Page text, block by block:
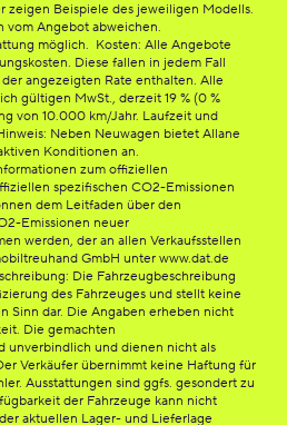
zeigen Beispiele des jeweiligen Modells.
vom Angebot abweichen.
möglich. Kosten: Alle Angebote
Diese fallen in jedem Fall
angezeigten Rate enthalten. Alle
gültigen MwSt., derzeit 19 % (0 %
von 10.000 km/Jahr. Laufzeit und
Neben Neuwagen bietet Allane
Konditionen an.
zum offiziellen
spezifischen CO2-Emissionen
dem Leitfaden über den
Emissionen neuer
werden, der an allen Verkaufsstellen
GmbH unter www.dat.de
Die Fahrzeugbeschreibung
des Fahrzeuges und stellt keine
Sinn dar. Die Angaben erheben nicht
Die gemachten
unverbindlich und dienen nicht als
Verkäufer übernimmt keine Haftung für
Ausstattungen sind ggfs. gesondert zu
der Fahrzeuge kann nicht
aktuellen Lager- und Lieferlage